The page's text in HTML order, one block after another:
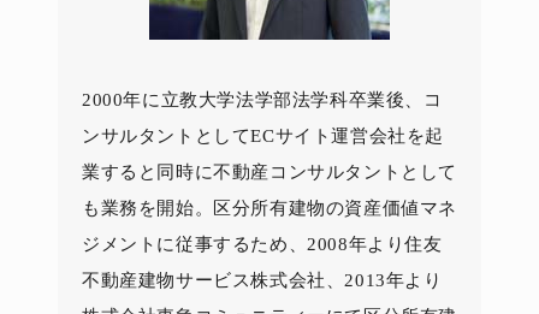
2000年に立教大学法学部法学科卒業後、コ
ンサルタントとしてECサイト運営会社を起
業すると同時に不動産コンサルタントとして
も業務を開始。区分所有建物の資産価値マネ
ジメントに従事するため、2008年より住友
不動産建物サービス株式会社、2013年より